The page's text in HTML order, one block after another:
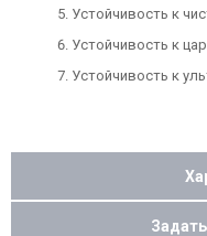
Устойчивость к
Устойчивость к
Устойчивость к